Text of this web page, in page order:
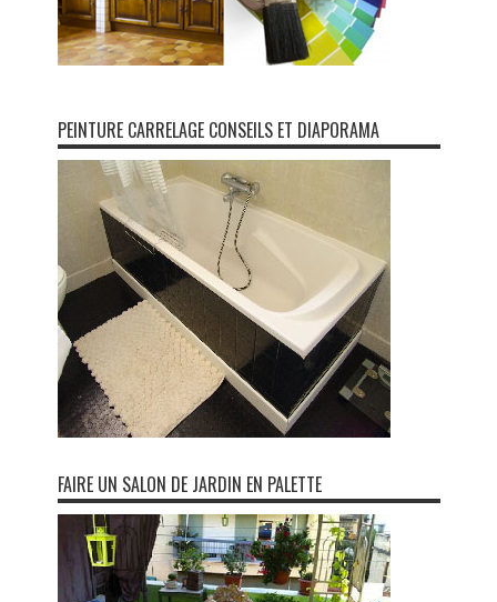
PEINTURE CARRELAGE CONSEILS ET DIAPORAMA
FAIRE UN SALON DE JARDIN EN PALETTE